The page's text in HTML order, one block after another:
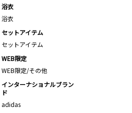
浴衣
浴衣
セットアイテム
セットアイテム
WEB限定
WEB限定/その他
インターナショナルブラン
ド
adidas